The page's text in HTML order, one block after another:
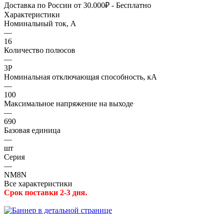
Доставка по России от 30.000₽ - Бесплатно
Характеристики
Номинальный ток, А
—
16
Количество полюсов
—
3P
Номинальная отключающая способность, кА
—
100
Максимальное напряжение на выходе
—
690
Базовая единица
—
шт
Серия
—
NM8N
Все характеристики
Срок поставки 2-3 дня.